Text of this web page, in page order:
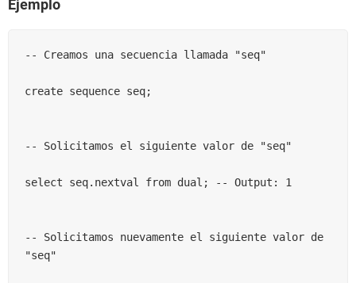
Ejemplo
-- Creamos una secuencia llamada "seq"
create sequence seq;
-- Solicitamos el siguiente valor de "seq"
select seq.nextval from dual; -- Output: 1
-- Solicitamos nuevamente el siguiente valor de
"seq"